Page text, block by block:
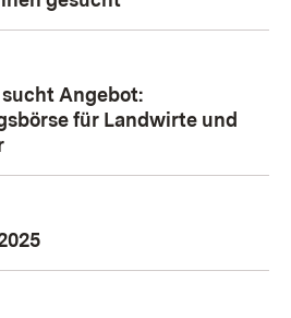
Angebot:
für Landwirte und